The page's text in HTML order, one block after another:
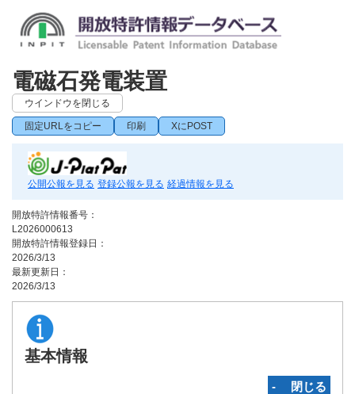
電磁石発電装置
ウインドウを閉じる
固定URLをコピー 印刷 XにPOST
公開公報を見る 登録公報を見る 経過情報を見る
開放特許情報番号：
L2026000613
開放特許情報登録日：
2026/3/13
最新更新日：
2026/3/13
基本情報
‐ 閉じる